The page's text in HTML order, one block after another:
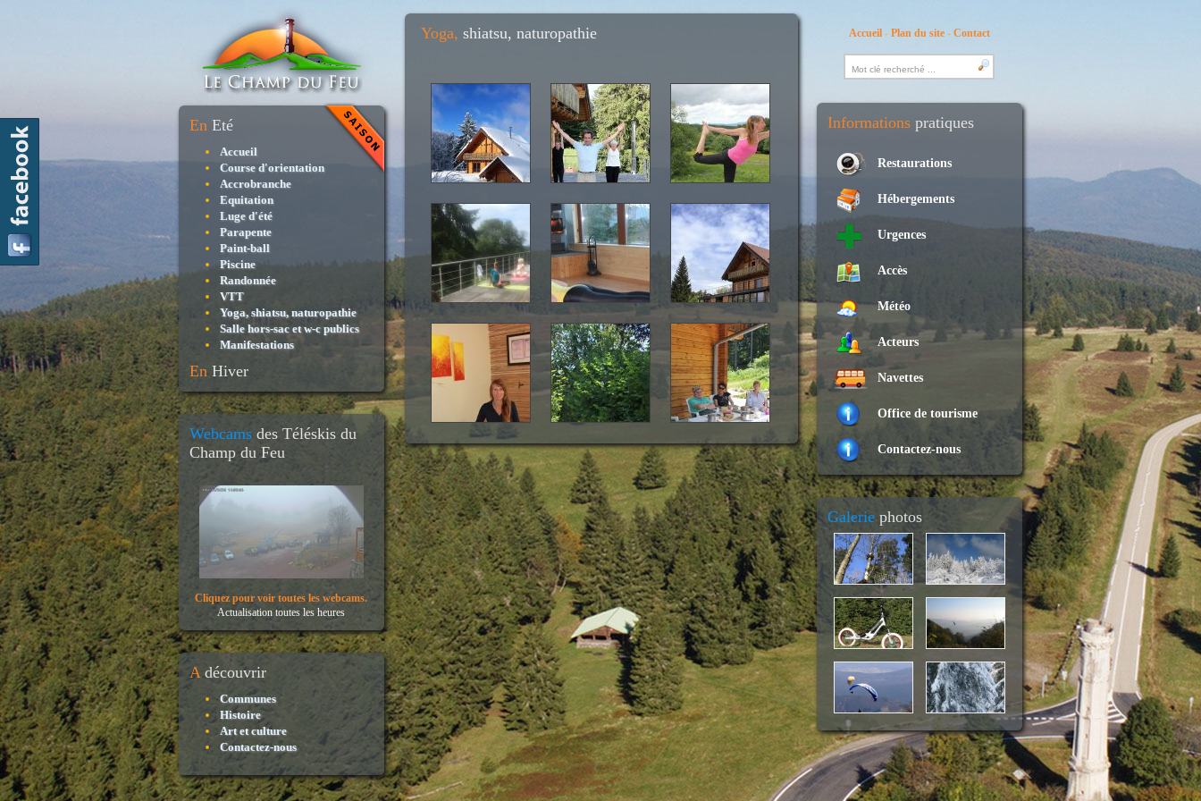
EnEté
Accueil
Course d'orientation
Accrobranche
Equitation
Luge d'été
Parapente
Paint-ball
Piscine
Randonnée
VTT
Yoga, shiatsu, naturopathie
Salle hors-sac et w-c publics
Manifestations
EnHiver
Webcamsdes Téléskis du
Champ du Feu
Cliquez pour voir toutes les webcams.
Actualisation toutes les heures
A découvrir
Communes
Histoire
Art et culture
Contactez-nous
Yoga, shiatsu, naturopathie Accueil- Plan du site- Contact
Informationspratiques
Restaurations
Hébergements
Urgences
Accès
Météo
Acteurs
Navettes
Office de tourisme
Contactez-nous
Galeriephotos